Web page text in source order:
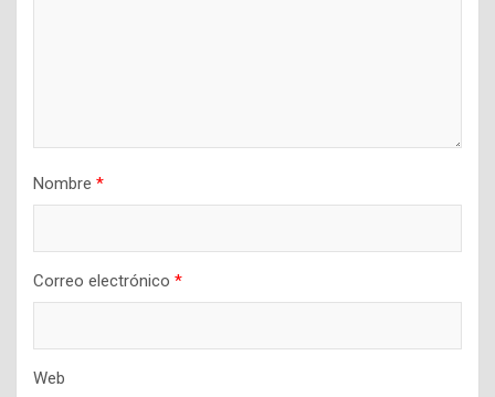
Nombre *
Correo electrónico *
Web